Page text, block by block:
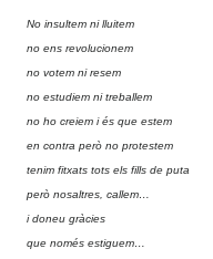
No insultem ni lluitem
no ens revolucionem
no votem ni resem
no estudiem ni treballem
no ho creiem i és que estem
en contra però no protestem
tenim fitxats tots els fills de puta
però nosaltres, callem…
i doneu gràcies
que només estiguem…